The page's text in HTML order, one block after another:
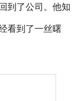
到了公司。他知
看到了一丝曙